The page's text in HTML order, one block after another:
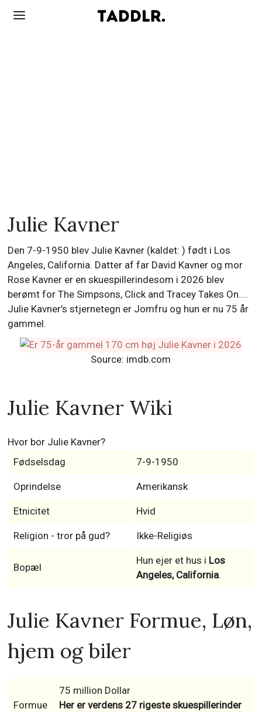
Julie Kavner
Den 7-9-1950 blev Julie Kavner (kaldet: ) født i Los
Angeles, California. Datter af far David Kavner og mor
Rose Kavner er en skuespillerindesom i 2026 blev
berømt for The Simpsons, Click and Tracey Takes On....
Julie Kavner’s stjernetegn er Jomfru og hun er nu 75 år
gammel.
Source: imdb.com
Julie Kavner Wiki
Hvor bor Julie Kavner?
Fødselsdag
7-9-1950
Oprindelse Amerikansk
Etnicitet Hvid
Religion - tror på gud? Ikke-Religiøs
Bopæl
Hun ejer et hus i Los
Angeles, California.
Julie Kavner Formue, Løn,
hjem og biler
Formue
75 million Dollar
Her er verdens 27 rigeste skuespillerinder